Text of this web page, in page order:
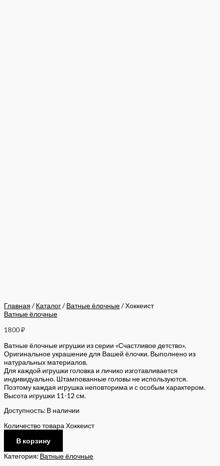
Главная / Каталог/ Ватные ёлочные/ Хоккеист
Ватные ёлочные
1800₽
Ватные ёлочные игрушки из серии «Счастливое детство».
Оригинальное украшение для Вашей ёлочки. Выполнено из
натуральных материалов.
Для каждой игрушки головка и личико изготавливается
индивидуально. Штампованные головы не используются.
Поэтому каждая игрушка неповторима и с особым характером.
Высота игрушки 11-12 см.
Доступность: В наличии
Количество товара Хоккеист
В корзину
Категория: Ватные ёлочные